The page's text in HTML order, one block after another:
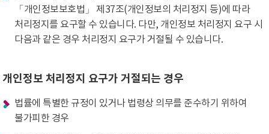
「개인정보보호법」 제37조(개인정보의 처리정지 등)에 따라
처리정지를 요구할 수 있습니다. 다만, 개인정보 처리정지 요구 시
다음과 같은 경우 처리정지 요구가 거절될 수 있습니다.
개인정보 처리정지 요구가 거절되는 경우
법률에 특별한 규정이 있거나 법령상 의무를 준수하기 위하여
불가피한 경우